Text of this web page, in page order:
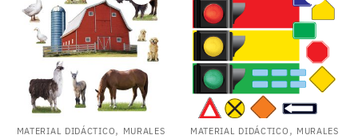
MATERIAL DIDÁCTICO, MURALES MATERIAL DIDÁCTICO , MURALES